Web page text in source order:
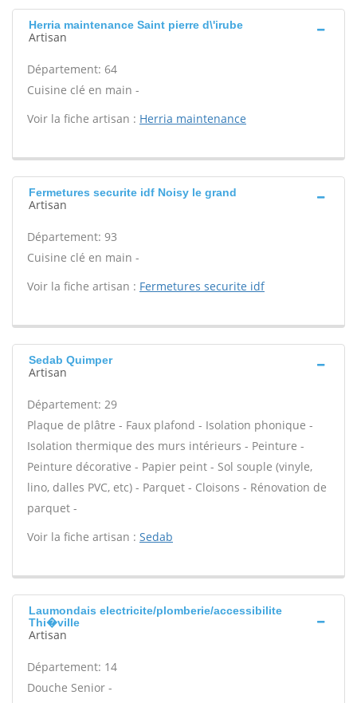
Herria maintenance Saint pierre d\'irube
Artisan
Département: 64
Cuisine clé en main -
Voir la fiche artisan : Herria maintenance
Fermetures securite idf Noisy le grand
Artisan
Département: 93
Cuisine clé en main -
Voir la fiche artisan : Fermetures securite idf
Sedab Quimper
Artisan
Département: 29
Plaque de plâtre - Faux plafond - Isolation phonique -
Isolation thermique des murs intérieurs - Peinture -
Peinture décorative - Papier peint - Sol souple (vinyle,
lino, dalles PVC, etc) - Parquet - Cloisons - Rénovation de
parquet -
Voir la fiche artisan : Sedab
Laumondais electricite/plomberie/accessibilite
Thi�ville
Artisan
Département: 14
Douche Senior -